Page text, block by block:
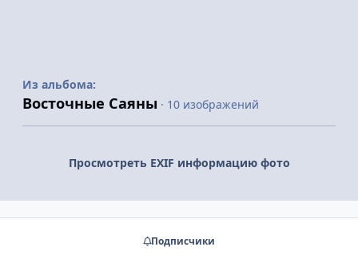
Из альбома:
Восточные Саяны · 10 изображений
Просмотреть EXIF информацию фото
Подписчики